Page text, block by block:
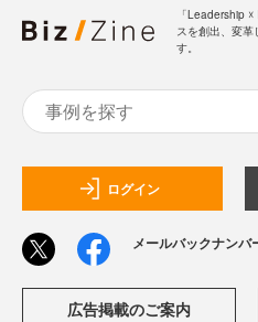
「Leadership
スを創出、変
す。
ログイン
メールバックナンバ
広告掲載のご案内